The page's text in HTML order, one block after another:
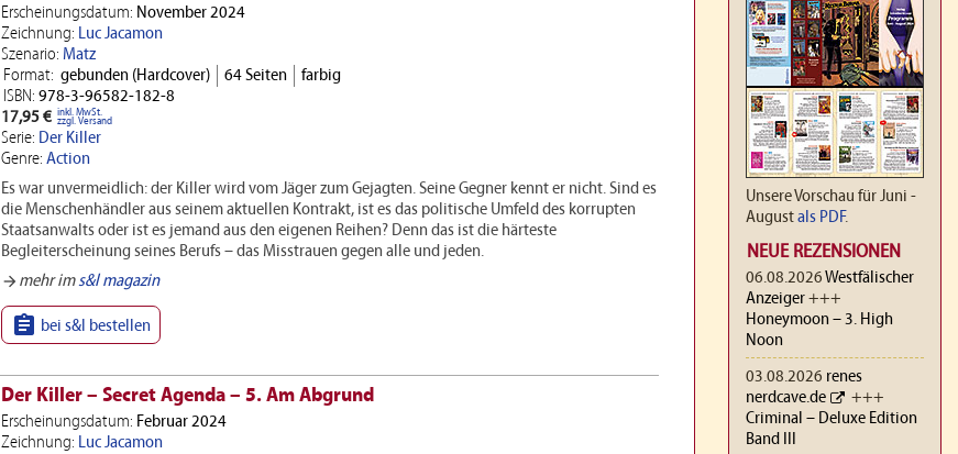
Erscheinungsdatum: November 2024
Zeichnung: Luc Jacamon
Szenario: Matz
Format: gebunden (Hardcover) 64 Seiten
farbig
ISBN: 978-3-96582-182-8
17,95 € inkl. MwSt.
zzgl. Versand
Serie: Der Killer
Genre: Action
Es war unvermeidlich: der Killer wird vom Jäger zum Gejagten. Seine Gegner kennt er nicht. Sind es
die Menschenhändler aus seinem aktuellen Kontrakt, ist es das politische Umfeld des korrupten
Staatsanwalts oder ist es jemand aus den eigenen Reihen? Denn das ist die härteste
Begleiterscheinung seines Berufs – das Misstrauen gegen alle und jeden.
arrow_forward mehr ims&l magazin
 bei s&l bestellen
Der Killer – Secret Agenda – 5. Am Abgrund
Erscheinungsdatum: Februar 2024
Zeichnung: Luc Jacamon
Unsere Vorschau für Juni -
Augustals PDF.
NEUE REZENSIONEN
06.08.2026Westfälischer
Anzeiger+++
Honeymoon – 3. High
Noon
03.08.2026 renes
nerdcave.de
+++
Criminal – Deluxe Edition
Band III